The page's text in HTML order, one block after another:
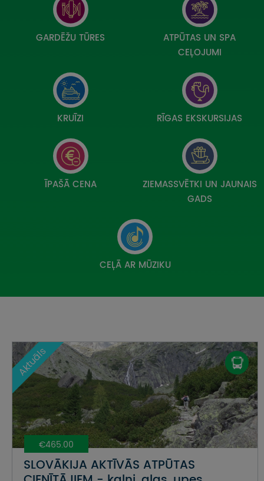
UZŅEMOŠAIS TŪRISMS
IMPRO KONKURSI
CEĻOJUMU APDROŠINĀŠANA
ATSAUKSMES PAR CEĻOJUMU
PIEMIŅAS ISTABA
Seko mums:
GARDĒŽU TŪRES
ATPŪTAS UN SPA
CEĻOJUMI
KRUĪZI RĪGAS EKSKURSIJAS
ĪPAŠĀ CENA
ZIEMASSVĒTKI UN JAUNAIS
GADS
CEĻĀ AR MŪZIKU
€465.00
Aktuāls
SLOVĀKIJA AKTĪVĀS ATPŪTAS